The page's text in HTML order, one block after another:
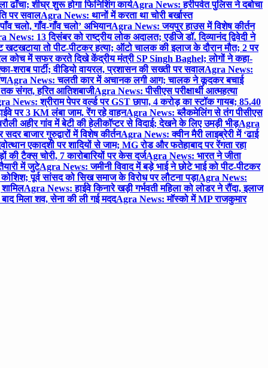
शीघ्र शुरू होगा फिनिशिंग कार्यAgra News: हरीपर्वत पुलिस ने दबोचा
पर सवालAgra News: थानों में करता था चोरी बर्खास्त
चलो, गाँव-गाँव चलो’ अभियानAgra News: जयपुर हाउस में विशेष कीर्तन
News: 13 दिसंबर को राष्ट्रीय लोक अदालत; एडीजे डॉ. दिव्यानंद द्विवेदी ने
तो पीट-पीटकर हत्या; ऑटो चालक की इलाज के दौरान मौत; 2 पर
कोच में सफर करते दिखे केंद्रीय मंत्री SP Singh Baghel; लोगों ने कहा-
पार्टी; वीडियो वायरल, प्रशासन की सख्ती पर सवालAgra News:
Agra News: चलती कार में अचानक लगी आग; चालक ने कूदकर बचाई
संगत, हरित आतिशबाजीAgra News: पीसीएस परीक्षार्थी आत्महत्या
News: श्रीराम पेपर वर्ल्ड पर GST छापा, 4 करोड़ का स्टॉक गायब; 85.40
पर 3 KM लंबा जाम, रेंग रहे वाहनAgra News: ब्लैकमेलिंग से तंग पीसीएस
अहीर गांव में बेटी की हेलीकॉप्टर से विदाई; देखने के लिए उमड़ी भीड़Agra
बाजार गुरुद्वारों में विशेष कीर्तनAgra News: क्वीन मैरी लाइब्रेरी में ‘ढाई
एकादशी पर शादियों से जाम; MG रोड और फतेहाबाद पर रेंगता रहा
टैक्स चोरी, 7 कारोबारियों पर केस दर्जAgra News: भारत ने जीता
में जुटेAgra News: जमीनी विवाद में बड़े भाई ने छोटे भाई को पीट-पीटकर
पूर्व सांसद को सिख समाज के विरोध पर लौटना पड़ाAgra News:
Agra News: हाईवे किनारे खड़ी गर्भवती महिला को लोडर ने रौंदा, इलाज
मिला शव, सेना की ली गई मददAgra News: मॉस्को में MP राजकुमार